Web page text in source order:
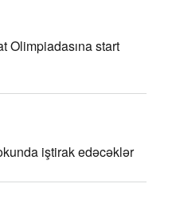
Olimpiadasına start
iştirak edəcəklər